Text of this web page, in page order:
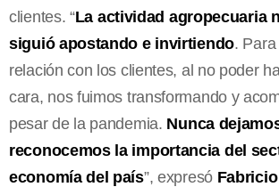
clientes. “La actividad agropecuaria
siguió apostando e invirtiendo.
relación con los clientes, al no poder
cara, nos fuimos transformando y
pesar de la pandemia. Nunca
reconocemos la importancia del
economía del país”, expresó